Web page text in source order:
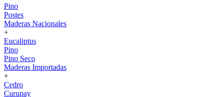
Pino
Postes
Maderas Nacionales
+
Eucaliptus
Pino
Pino Seco
Maderas Importadas
+
Cedro
Curupay